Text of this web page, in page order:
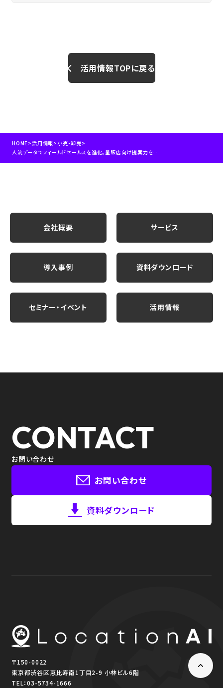
活用情報TOPに戻る
HOME>活用情報> 小売・卸売>
人流データでフィールドセールスを進化。量販店向け提案力を高める営業DX
会社概要 サービス
導入事例 資料ダウンロード
セミナー・イベント 活用情報
CONTACT
お問い合わせ
お問い合わせ
資料ダウンロード
〒150-0022
東京都渋谷区恵比寿南1丁目2-9 小林ビル6階
TEL：03-5734-1666